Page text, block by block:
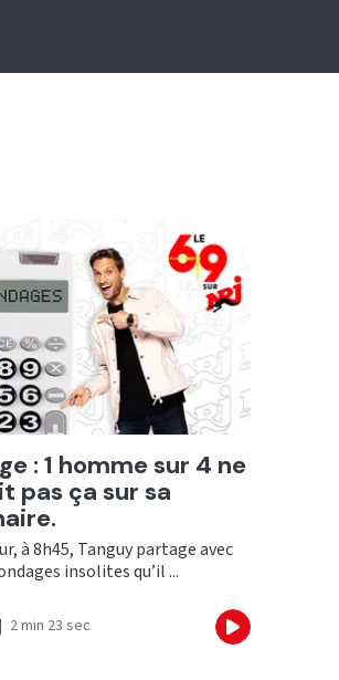
: 1 homme sur 4 ne
pas ça sur sa
à 8h45, Tanguy partage avec
insolites qu’il ...
| 2 min 23 sec Ecouter